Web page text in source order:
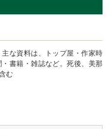
な資料は、トップ屋・作家時
書籍・雑誌など。死後、美那
む